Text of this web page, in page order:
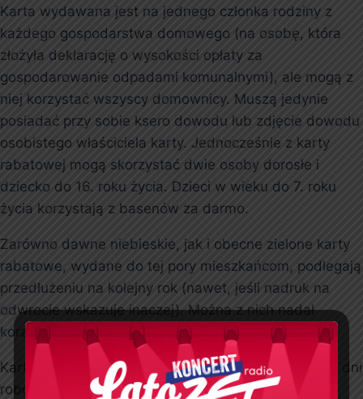
Karta wydawana jest na jednego członka rodziny z
każdego gospodarstwa domowego (na osobę, która
złożyła deklarację o wysokości opłaty za
gospodarowanie odpadami komunalnymi), ale mogą z
niej korzystać wszyscy domownicy. Muszą jedynie
posiadać przy sobie ksero dowodu lub zdjęcie dowodu
osobistego właściciela karty. Jednocześnie z karty
rabatowej mogą skorzystać dwie osoby dorosłe i
dziecko do 16. roku życia. Dzieci w wieku do 7. roku
życia korzystają z basenów za darmo.
Zarówno dawne niebieskie, jak i obecne zielone karty
rabatowe, wydane do tej pory mieszkańcom, podlegają
przedłużeniu na kolejny rok (nawet, jeśli nadruk na
odwrocie wskazuje inaczej). Można z nich nadal
korzystać.
Karty rabatowe dla mieszkańców są honorowane w dni
robocze od poniedziałku do piątku z wyłączeniem